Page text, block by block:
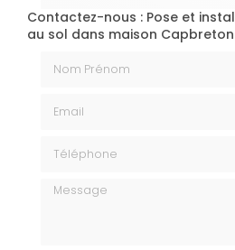
Contactez-nous : Pose et
au sol dans maison Capbreton
Message